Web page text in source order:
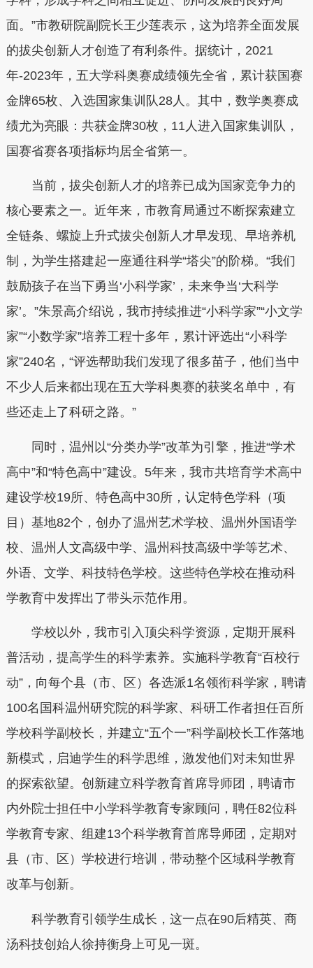
面。”市教研院副院长王少莲表示，这为培养全面发展
的拔尖创新人才创造了有利条件。据统计，2021
年-2023年，五大学科奥赛成绩领先全省，累计获国赛
金牌65枚、入选国家集训队28人。其中，数学奥赛成
绩尤为亮眼：共获金牌30枚，11人进入国家集训队，
国赛省赛各项指标均居全省第一。
当前，拔尖创新人才的培养已成为国家竞争力的
核心要素之一。近年来，市教育局通过不断探索建立
全链条、螺旋上升式拔尖创新人才早发现、早培养机
制，为学生搭建起一座通往科学“塔尖”的阶梯。“我们
鼓励孩子在当下勇当‘小科学家’，未来争当‘大科学
家’。”朱景高介绍说，我市持续推进“小科学家”“小文学
家”“小数学家”培养工程十多年，累计评选出“小科学
家”240名，“评选帮助我们发现了很多苗子，他们当中
不少人后来都出现在五大学科奥赛的获奖名单中，有
些还走上了科研之路。”
同时，温州以“分类办学”改革为引擎，推进“学术
高中”和“特色高中”建设。5年来，我市共培育学术高中
建设学校19所、特色高中30所，认定特色学科（项
目）基地82个，创办了温州艺术学校、温州外国语学
校、温州人文高级中学、温州科技高级中学等艺术、
外语、文学、科技特色学校。这些特色学校在推动科
学教育中发挥出了带头示范作用。
学校以外，我市引入顶尖科学资源，定期开展科
普活动，提高学生的科学素养。实施科学教育“百校行
动”，向每个县（市、区）各选派1名领衔科学家，聘请
100名国科温州研究院的科学家、科研工作者担任百所
学校科学副校长，并建立“五个一”科学副校长工作落地
新模式，启迪学生的科学思维，激发他们对未知世界
的探索欲望。创新建立科学教育首席导师团，聘请市
内外院士担任中小学科学教育专家顾问，聘任82位科
学教育专家、组建13个科学教育首席导师团，定期对
县（市、区）学校进行培训，带动整个区域科学教育
改革与创新。
科学教育引领学生成长，这一点在90后精英、商
汤科技创始人徐持衡身上可见一斑。